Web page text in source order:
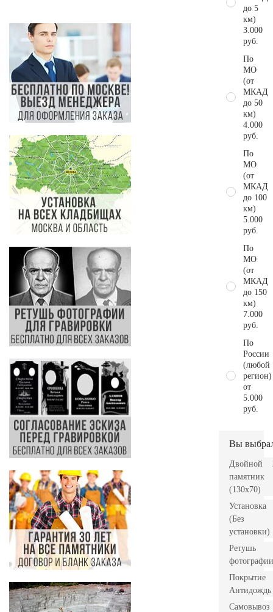
до 5
км)
3.000
руб.
По
МО
(от
МКАД
до 50
км)
4.000
руб.
По
МО
(от
МКАД
до 100
км)
5.000
руб.
По
МО
(от
МКАД
до 150
км)
7.000
руб.
По
России
(любой
регион)
от
5.000
руб.
Вы
Двойной
памятник
(130х70)
Установка
(Без
установки)
Ретушь
фотографии
Покрытие
Антидождь
Самовывоз